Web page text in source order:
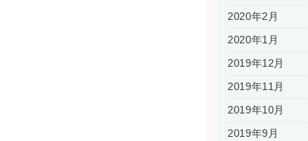
2020年2月
2020年1月
2019年12月
2019年11月
2019年10月
2019年9月